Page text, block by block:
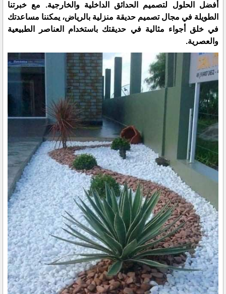
أفضل الحلول لتصميم الحدائق الداخلية والخارجية. مع خبرتنا
الطويلة في مجال تصميم حديقة منزلية بالرياض، يمكننا مساعدتك
في خلق أجواء مثالية في حديقتك باستخدام العناصر الطبيعية
والعصرية.